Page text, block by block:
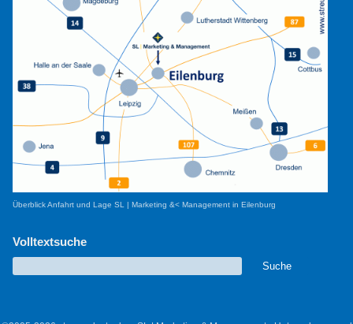
Überblick Anfahrt und Lage SL | Marketing &< Management in Eilenburg
Volltextsuche